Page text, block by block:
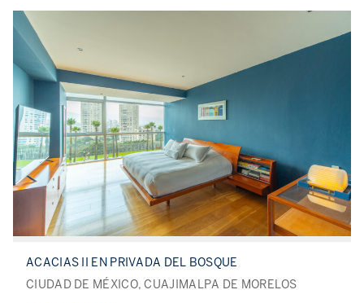
ACACIAS II EN PRIVADA DEL BOSQUE
CIUDAD DE MÉXICO, CUAJIMALPA DE MORELOS